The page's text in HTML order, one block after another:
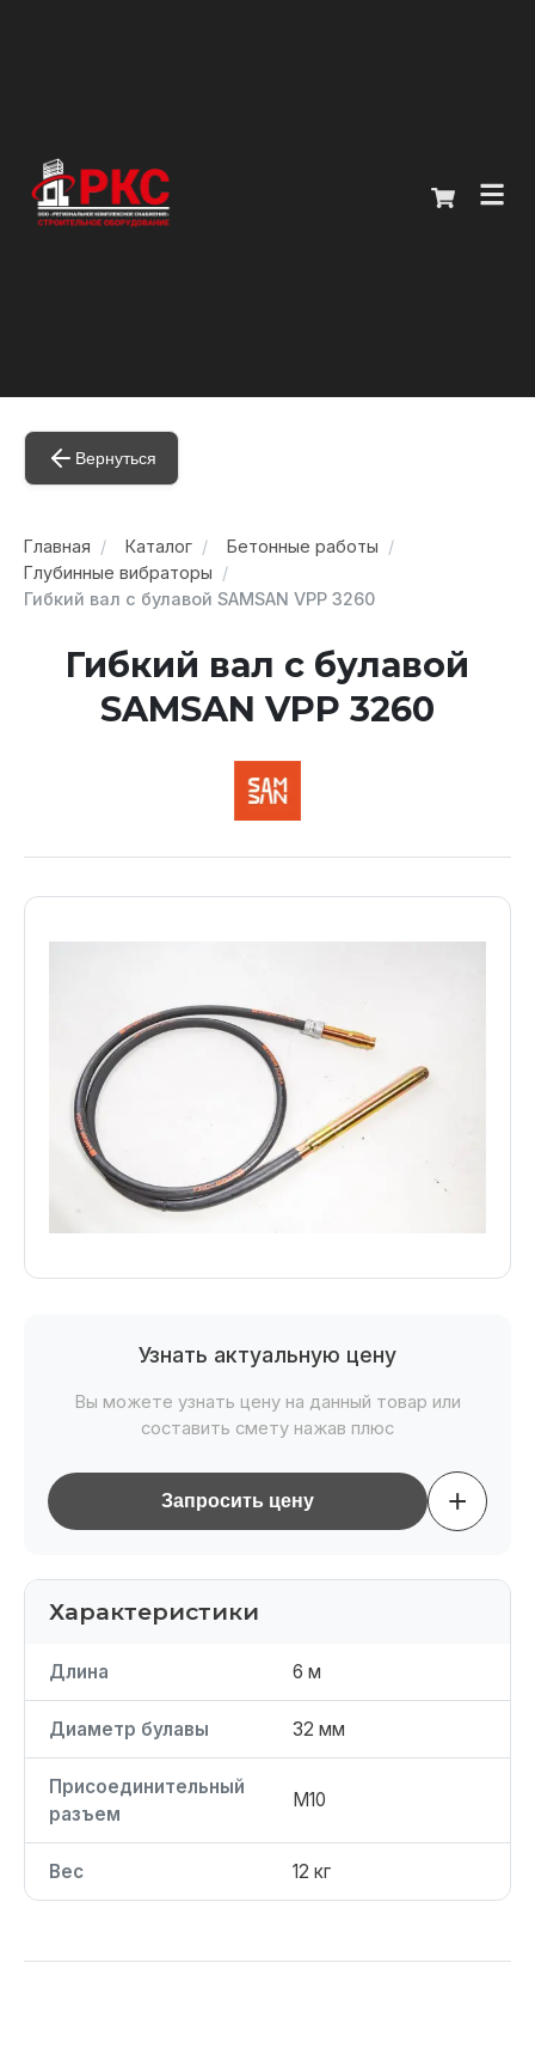
Вернуться
Главная Каталог
Бетонные работы
Глубинные вибраторы
Гибкий вал с булавой SAMSAN VPP 3260
Гибкий вал с булавой
SAMSAN VPP 3260
Узнать актуальную цену
Вы можете узнать цену на данный товар или
составить смету нажав плюс
Запросить цену +
Характеристики
Длина 6 м
Диаметр булавы 32 мм
Присоединительный
разъем
М10
Вес 12 кг